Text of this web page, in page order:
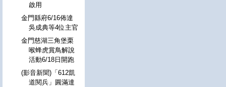
啟用
金門縣府6/16佈達
吳成典等4位主官
金門慈湖三角堡栗
喉蜂虎賞鳥解說
活動6/18日開跑
(影音新聞)「612凱
道閱兵」圓滿達